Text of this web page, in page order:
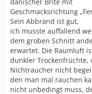
Geschmacksrichtung
Sein Abbrand ist gut,
ich musste auffallend
dem groben Schnitt
erwartet. Die Raumluft
dunkler Trockenfrüchte,
Nichtraucher nicht
den man mal rauchen
nicht unbedingt muss,